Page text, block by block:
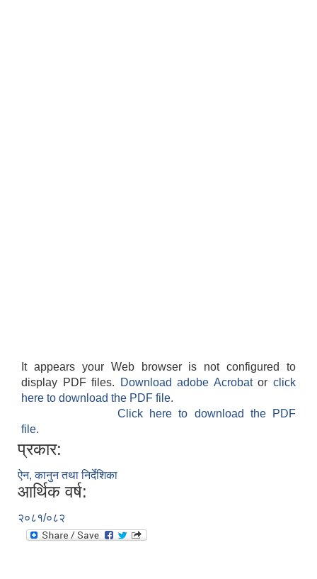
It appears your Web browser is not configured to
display PDF files.
Download adobe Acrobatorclick
here to download the PDF file.
Click here to download the PDF
file.
प्रकार:
ऐन, कानुन तथा निर्देशिका
आर्थिक वर्ष:
२०८१/०८२